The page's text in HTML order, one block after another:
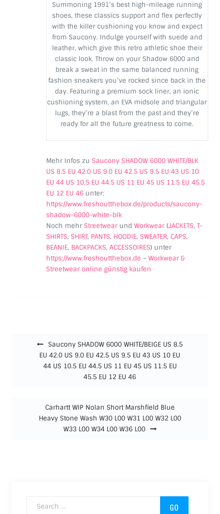
Summoning 1991’s best high-mileage running
shoes, these classics support and flex perfectly
with the killer cushioning you know and expect
from Saucony. Indulge yourself with suede and
leather, which give this retro athletic shoe their
classic look. Throw on your Shadow 6000 and
break a sweat in the same balanced running
fashion sneakers you’ve rocked since back in the
day. Featuring a premium sock liner, an ionic
cushioning system, an EVA midsole and triangular
lugs, they’re a blast from the past and they’re
ready for all the future greatness to come.
Mehr Infos zu Saucony SHADOW 6000 WHITE/BLK
US 8.5 EU 42.0 US 9.0 EU 42.5 US 9.5 EU 43 US 10
EU 44 US 10.5 EU 44.5 US 11 EU 45 US 11.5 EU 45.5
EU 12 EU 46 unter:
https://www.freshoutthebox.de/products/saucony-
shadow-6000-white-blk
Noch mehr Streetwearund Workwear(JACKETS, T-
SHIRTS, SHIRT, PANTS, HOODIE, SWEATER, CAPS,
BEANIE, BACKPACKS, ACCESSOIRES) unter
https://www.freshoutthebox.de – Workwear &
Streetwear online günstig kaufen
Saucony SHADOW 6000 WHITE/BEIGE US 8.5
EU 42.0 US 9.0 EU 42.5 US 9.5 EU 43 US 10 EU
44 US 10.5 EU 44.5 US 11 EU 45 US 11.5 EU
45.5 EU 12 EU 46
Carhartt WIP Nolan Short Marshfield Blue
Heavy Stone Wash W30 L00 W31 L00 W32 L00
W33 L00 W34 L00 W36 L00